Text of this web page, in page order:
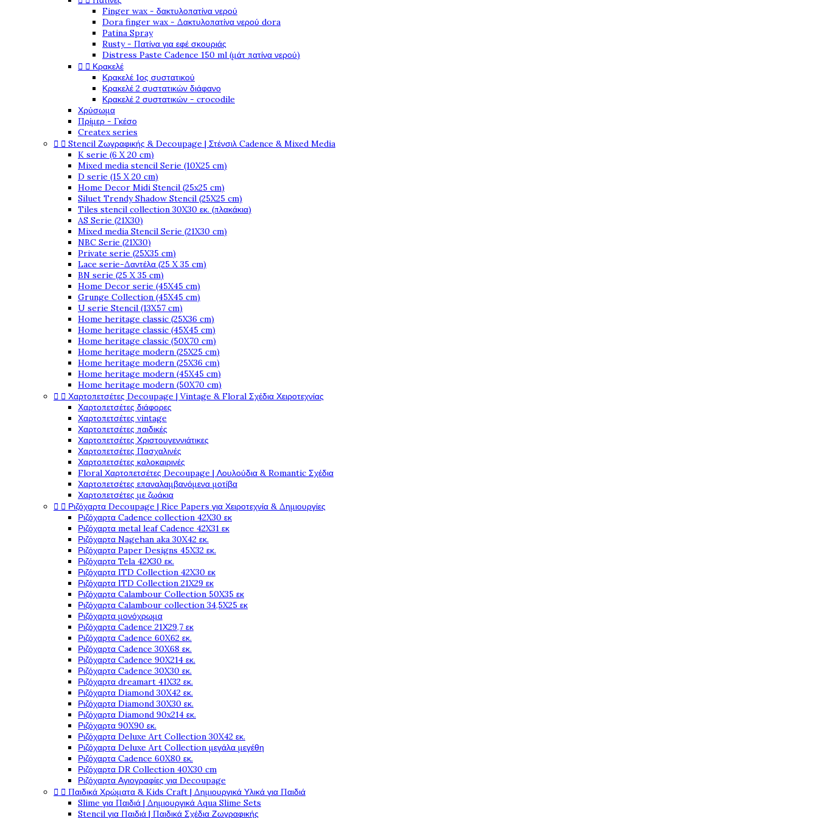
Finger wax - δακτυλοπατίνα νερού
Dora finger wax - Δακτυλοπατίνα νερού dora
Patina Spray
Rusty - Πατίνα για εφέ σκουριάς
Distress Paste Cadence 150 ml (μάτ πατίνα νερού)
  Κρακελέ
Κρακελέ 1ος συστατικού
Κρακελέ 2 συστατικών διάφανο
Κρακελέ 2 συστατικών - crocodile
Χρύσωμα
Πρίμερ - Γκέσο
Createx series
  Stencil Ζωγραφικής & Decoupage | Στένσιλ Cadence & Mixed Media
K serie (6 X 20 cm)
Mixed media stencil Serie (10X25 cm)
D serie (15 X 20 cm)
Home Decor Midi Stencil (25x25 cm)
Siluet Trendy Shadow Stencil (25X25 cm)
Tiles stencil collection 30X30 εκ. (πλακάκια)
AS Serie (21X30)
Mixed media Stencil Serie (21X30 cm)
NBC Serie (21X30)
Private serie (25X35 cm)
Lace serie-Δαντέλα (25 X 35 cm)
BN serie (25 X 35 cm)
Home Decor serie (45X45 cm)
Grunge Collection (45X45 cm)
U serie Stencil (13X57 cm)
Home heritage classic (25X36 cm)
Home heritage classic (45X45 cm)
Home heritage classic (50X70 cm)
Home heritage modern (25X25 cm)
Home heritage modern (25X36 cm)
Home heritage modern (45X45 cm)
Home heritage modern (50X70 cm)
  Χαρτοπετσέτες Decoupage | Vintage & Floral Σχέδια Χειροτεχνίας
Χαρτοπετσέτες διάφορες
Χαρτοπετσέτες vintage
Χαρτοπετσέτες παιδικές
Χαρτοπετσέτες Χριστουγεννιάτικες
Χαρτοπετσέτες Πασχαλινές
Χαρτοπετσέτες καλοκαιρινές
Floral Χαρτοπετσέτες Decoupage | Λουλούδια & Romantic Σχέδια
Χαρτοπετσέτες επαναλαμβανόμενα μοτίβα
Χαρτοπετσέτες με ζωάκια
  Ριζόχαρτα Decoupage | Rice Papers για Χειροτεχνία & Δημιουργίες
Ριζόχαρτα Cadence collection 42X30 εκ
Ριζόχαρτα metal leaf Cadence 42X31 εκ
Ριζόχαρτα Nagehan aka 30X42 εκ.
Ριζόχαρτα Paper Designs 45X32 εκ.
Ριζόχαρτα Tela 42Χ30 εκ.
Ριζόχαρτα ITD Collection 42X30 εκ
Ριζόχαρτα ITD Collection 21X29 εκ
Ριζόχαρτα Calambour Collection 50X35 εκ
Ριζόχαρτα Calambour collection 34,5X25 εκ
Ριζόχαρτα μονόχρωμα
Ριζόχαρτα Cadence 21Χ29,7 εκ
Ριζόχαρτα Cadence 60X62 εκ.
Ριζόχαρτα Cadence 30X68 εκ.
Ριζόχαρτα Cadence 90X214 εκ.
Ριζόχαρτα Cadence 30X30 εκ.
Ριζόχαρτα dreamart 41X32 εκ.
Ριζόχαρτα Diamond 30X42 εκ.
Ριζόχαρτα Diamond 30X30 εκ.
Ριζόχαρτα Diamond 90x214 εκ.
Ριζόχαρτα 90X90 εκ.
Ριζόχαρτα Deluxe Art Collection 30X42 εκ.
Ριζόχαρτα Deluxe Art Collection μεγάλα μεγέθη
Ριζόχαρτα Cadence 60X80 εκ.
Ριζόχαρτα DR Collection 40X30 cm
Ριζόχαρτα Αγιογραφίες για Decoupage
  Παιδικά Χρώματα & Kids Craft | Δημιουργικά Υλικά για Παιδιά
Slime για Παιδιά | Δημιουργικά Aqua Slime Sets
Stencil για Παιδιά | Παιδικά Σχέδια Ζωγραφικής